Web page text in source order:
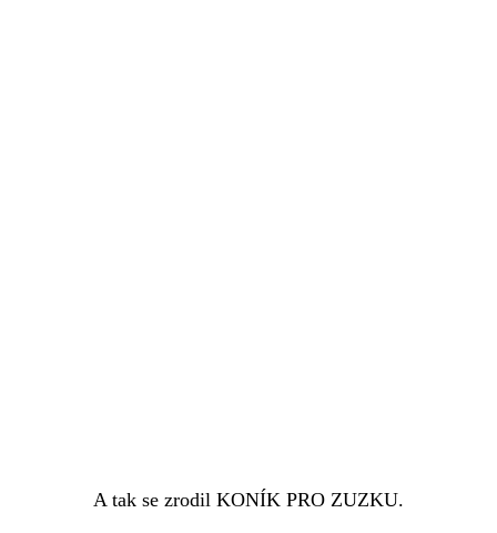
A tak se zrodil KONÍK PRO ZUZKU.